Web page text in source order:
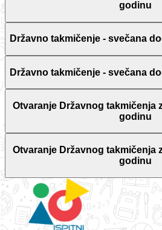
godinu
Državno takmičenje - svečana
Državno takmičenje - svečana
Otvaranje Državnog takmičenja
godinu
Otvaranje Državnog takmičenja
godinu